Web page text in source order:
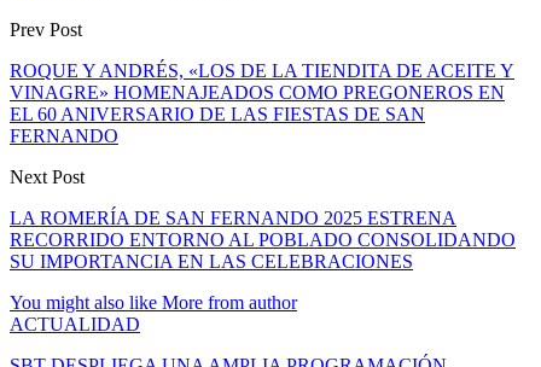
Prev Post
ROQUE Y ANDRÉS, «LOS DE LA TIENDITA DE ACEITE Y
VINAGRE» HOMENAJEADOS COMO PREGONEROS EN
EL 60 ANIVERSARIO DE LAS FIESTAS DE SAN
FERNANDO
Next Post
LA ROMERÍA DE SAN FERNANDO 2025 ESTRENA
RECORRIDO ENTORNO AL POBLADO CONSOLIDANDO
SU IMPORTANCIA EN LAS CELEBRACIONES
You might also like More from author
ACTUALIDAD